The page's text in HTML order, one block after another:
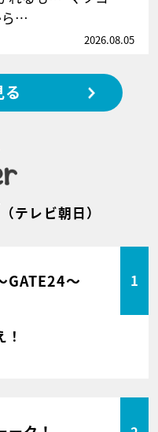
ら…
2026.08.05
（テレビ朝日）
GATE24～ 1